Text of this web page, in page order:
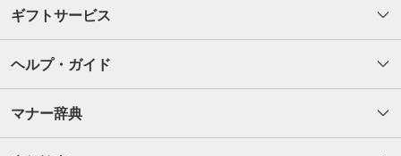
ギフトサービス
ヘルプ・ガイド
マナー辞典